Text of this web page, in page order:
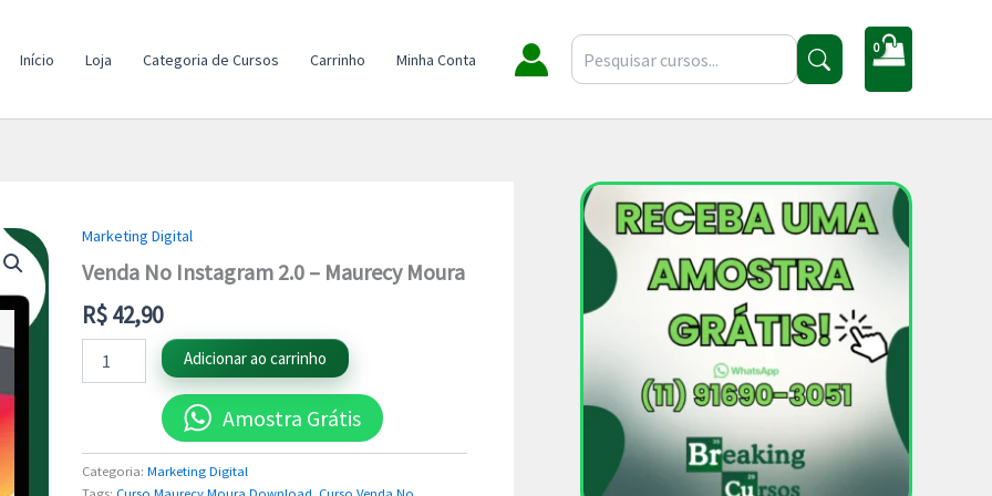
Início Loja Categoria de Cursos Carrinho Minha Conta
Marketing Digital
Venda No Instagram 2.0 – Maurecy Moura
R$42,90
Venda
No
Instagram
2.0
-
Moura
Adicionar ao carrinho
Amostra Grátis
Categoria:Marketing Digital